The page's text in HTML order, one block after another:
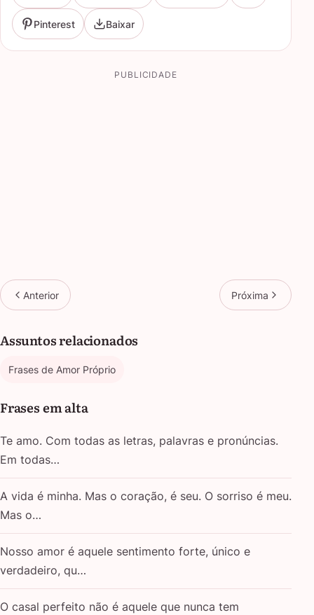
Pinterest Baixar
PUBLICIDADE
Anterior Próxima
Assuntos relacionados
Frases de Amor Próprio
Frases em alta
Te amo. Com todas as letras, palavras e pronúncias.
Em todas…
A vida é minha. Mas o coração, é seu. O sorriso é meu.
Mas o…
Nosso amor é aquele sentimento forte, único e
verdadeiro, qu…
O casal perfeito não é aquele que nunca tem